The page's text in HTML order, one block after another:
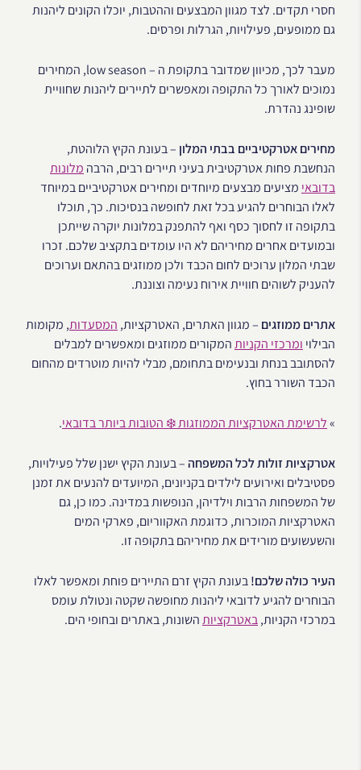
חסרי תקדים. לצד מגוון המבצעים וההטבות, יוכלו הקונים ליהנות
גם ממופעים, פעילויות, הגרלות ופרסים.
מעבר לכך, מכיוון שמדובר בתקופת ה – low season, המחירים
נמוכים לאורך כל התקופה ומאפשרים לתיירים ליהנות שחוויית
שופינג נהדרת.
מחירים אטרקטיביים בבתי המלון – בעונת הקיץ הלוהטת,
הנחשבת פחות אטרקטיבית בעיני תיירים רבים, הרבה מלונות
בדובאי מציעים מבצעים מיוחדים ומחירים אטרקטיביים במיוחד
לאלו הבוחרים להגיע בכל זאת לחופשה בנסיכות. כך, תוכלו
בתקופה זו לחסוך כסף ואף להתפנק במלונות יוקרה שייתכן
ובמועדים אחרים מחיריהם לא היו עומדים בתקציב שלכם. זכרו
שבתי המלון ערוכים לחום הכבד ולכן ממוזגים בהתאם וערוכים
להעניק לשוהים חוויית אירוח נעימה וצוננת.
אתרים ממוזגים – מגוון האתרים, האטרקציות, המסעדות, מקומות
הבילוי ומרכזי הקניותהמקורים ממוזגים ומאפשרים למבלים
להסתובב בנחת ובנעימים בתחומם, מבלי להיות מוטרדים מהחום
הכבד השורר בחוץ.
»לרשימת האטרקציות הממוזגות ❄️ הטובות ביותר בדובאי.
אטרקציות זולות לכל המשפחה– בעונת הקיץ ישנן שלל פעילויות,
פסטיבלים ואירועים לילדים בקניונים, המיועדים להנעים את זמנן
של המשפחות הרבות וילדיהן, הנופשות במדינה. כמו כן, גם
האטרקציות המוכרות, כדוגמת האקווריום, פארקי המים
והשעשועים מורידים את מחיריהם בתקופה זו.
העיר כולה שלכם!בעונת הקיץ זרם התיירים פוחת ומאפשר לאלו
הבוחרים להגיע לדובאי ליהנות מחופשה שקטה ונטולת עומס
במרכזי הקניות,באטרקציותהשונות, באתרים ובחופי הים.